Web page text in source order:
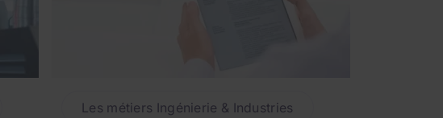
Les métiers Ingénierie & Industries